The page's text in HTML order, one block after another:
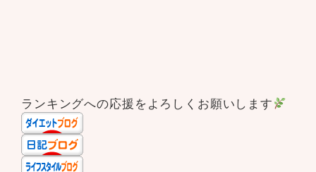
ランキングへの応援をよろしくお願いします